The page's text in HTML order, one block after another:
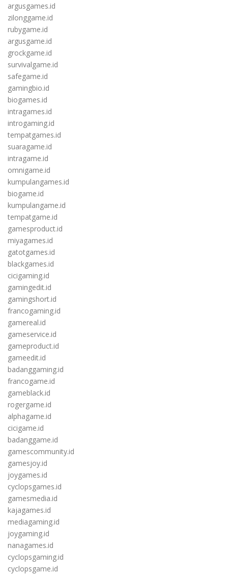
argusgames.id
zilonggame.id
rubygame.id
argusgame.id
grockgame.id
survivalgame.id
safegame.id
gamingbio.id
biogames.id
intragames.id
introgaming.id
tempatgames.id
suaragame.id
intragame.id
omnigame.id
kumpulangames.id
biogame.id
kumpulangame.id
tempatgame.id
gamesproduct.id
miyagames.id
gatotgames.id
blackgames.id
cicigaming.id
gamingedit.id
gamingshort.id
francogaming.id
gamereal.id
gameservice.id
gameproduct.id
gameedit.id
badanggaming.id
francogame.id
gameblack.id
rogergame.id
alphagame.id
cicigame.id
badanggame.id
gamescommunity.id
gamesjoy.id
joygames.id
cyclopsgames.id
gamesmedia.id
kajagames.id
mediagaming.id
joygaming.id
nanagames.id
cyclopsgaming.id
cyclopsgame.id